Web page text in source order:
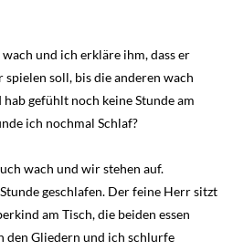
und ich erkläre ihm, dass er
soll, bis die anderen wach
gefühlt noch keine Stunde am
ich nochmal Schlaf?
wach und wir stehen auf.
geschlafen. Der feine Herr sitzt
am Tisch, die beiden essen
den Gliedern und ich schlurfe